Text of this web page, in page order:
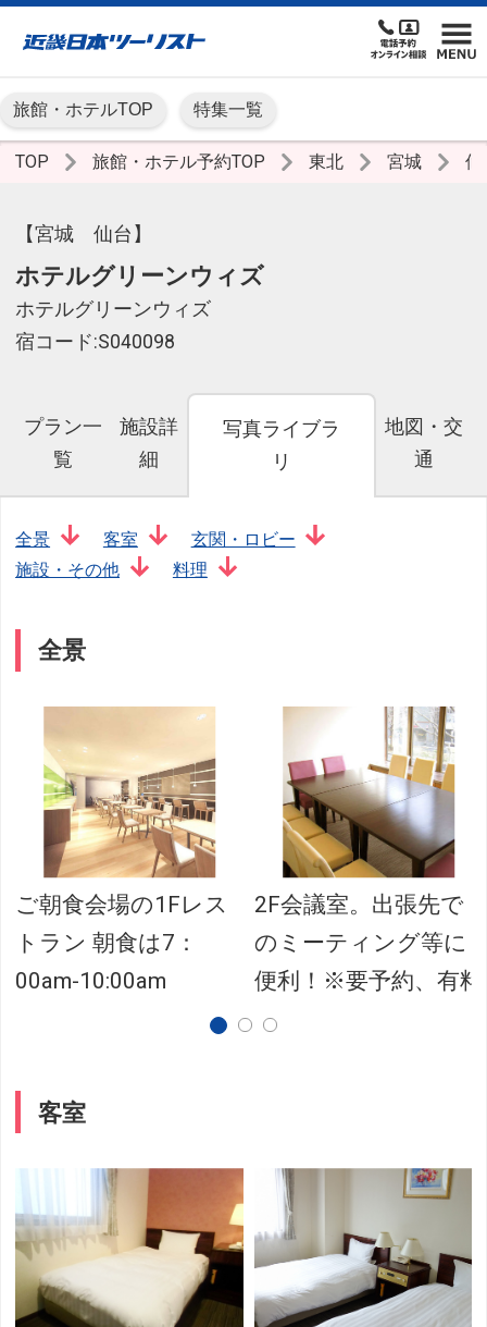
旅館・ホテルTOP 特集一覧
TOP 旅館・ホテル予約TOP 東北 宮城
【宮城 仙台】
ホテルグリーンウィズ
ホテルグリーンウィズ
宿コード:S040098
プラン一
覧
施設詳
細
写真ライブラ
リ
地図・交
通
全景 客室
玄関・ロビー
施設・その他
料理
全景
ご朝食会場の1Fレス
トラン 朝食は7：
00am-10:00am
2F会議室。出張先で
のミーティング等に
便利！※要予約、有料
客室